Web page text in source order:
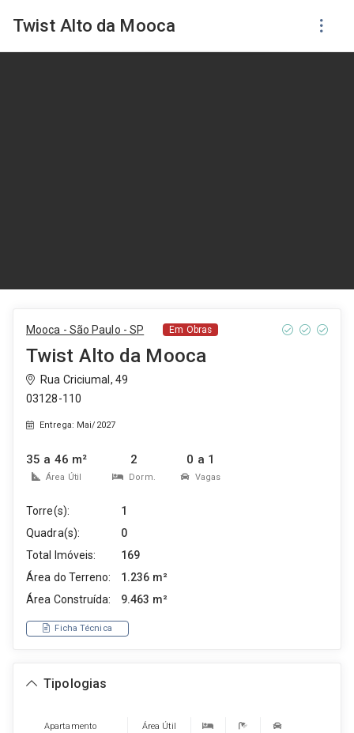
Twist Alto da Mooca
Mooca - São Paulo - SP Em Obras
Twist Alto da Mooca
Rua Criciumal, 49
03128-110
Entrega: Mai/2027
35 a 46 m²
Área Útil
2
Dorm.
0 a 1
Vagas
Torre(s):
1
Quadra(s):
0
Total Imóveis:
169
Área do Terreno:
1.236 m²
Área Construída:
9.463 m²
Ficha Técnica
Tipologias
Apartamento Área Útil